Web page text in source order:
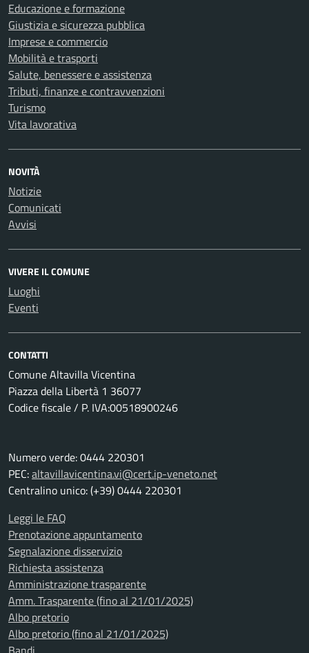
Educazione e formazione
Giustizia e sicurezza pubblica
Imprese e commercio
Mobilità e trasporti
Salute, benessere e assistenza
Tributi, finanze e contravvenzioni
Turismo
Vita lavorativa
NOVITÀ
Notizie
Comunicati
Avvisi
VIVERE IL COMUNE
Luoghi
Eventi
CONTATTI
Comune Altavilla Vicentina
Piazza della Libertà 1 36077
Codice fiscale / P. IVA:00518900246
Numero verde: 0444 220301
PEC:altavillavicentina.vi@cert.ip-veneto.net
Centralino unico: (+39) 0444 220301
Leggi le FAQ
Prenotazione appuntamento
Segnalazione disservizio
Richiesta assistenza
Amministrazione trasparente
Amm. Trasparente (fino al 21/01/2025)
Albo pretorio
Albo pretorio (fino al 21/01/2025)